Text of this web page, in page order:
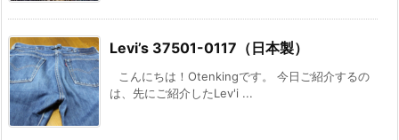
Levi’s 37501-0117（日本製）
こんにちは！Otenkingです。 今日ご紹介するの
は、先にご紹介したLev'i ...